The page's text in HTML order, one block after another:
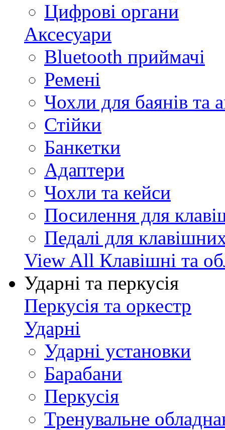
Цифрові органи
Аксесуари
Bluetooth приймачі
Ремені
Чохли для баянів та
Стійки
Банкетки
Адаптери
Чохли та кейси
Посилення для
Педалі для
View All Клавішні та
Ударні та перкусія
Перкусія та оркестр
Ударні
Ударні установки
Барабани
Перкусія
Тренувальне